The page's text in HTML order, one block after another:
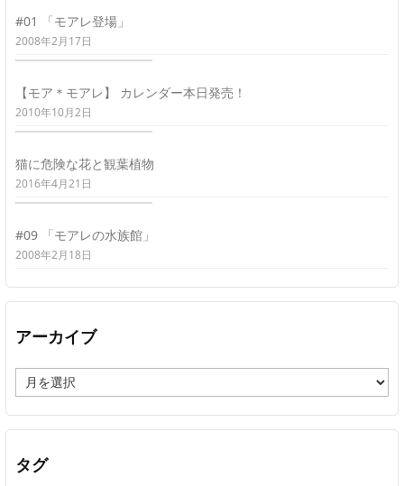
#01 「モアレ登場」
2008年2月17日
【モア＊モアレ】 カレンダー本日発売！
2010年10月2日
猫に危険な花と観葉植物
2016年4月21日
#09 「モアレの水族館」
2008年2月18日
アーカイブ
ー
カ
イ
タグ